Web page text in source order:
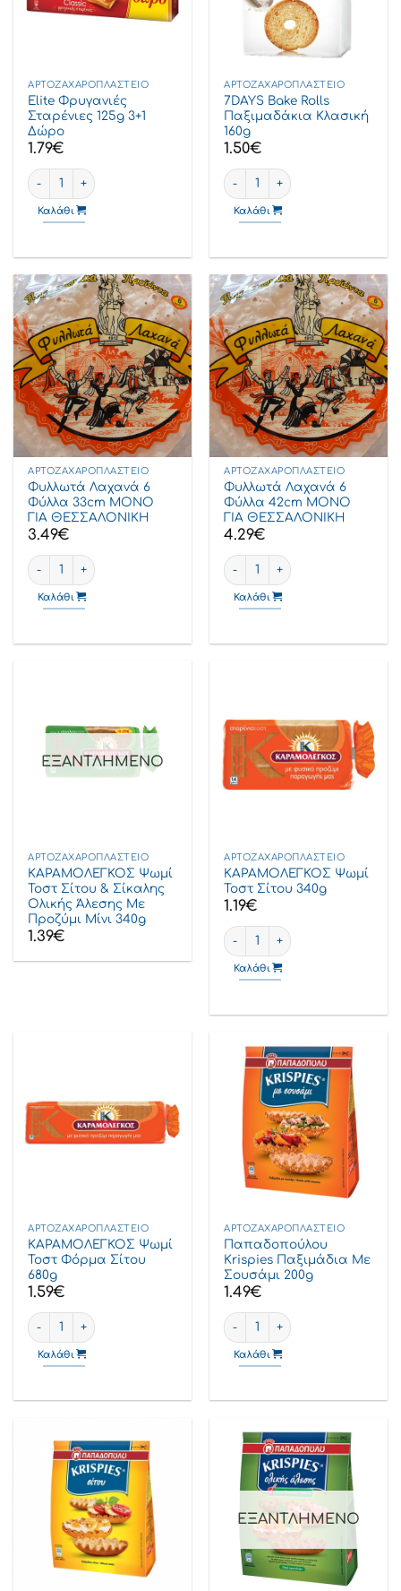
ΑΡΤΟΖΑΧΑΡΟΠΛΑΣΤΕΊΟ
Elite Φρυγανιές
Σταρένιες 125g 3+1
Δώρο
1.79€
Elite Φρυγανιές Σταρένιες 125g 3+1 Δώρο ποσότητα
Καλάθι
ΑΡΤΟΖΑΧΑΡΟΠΛΑΣΤΕΊΟ
7DAYS Bake Rolls
Παξιμαδάκια Κλασική
160g
1.50€
7DAYS Bake Rolls
Καλάθι
ΑΡΤΟΖΑΧΑΡΟΠΛΑΣΤΕΊΟ
Φυλλωτά Λαχανά 6
Φύλλα 33cm ΜΟΝΟ
ΓΙΑ ΘΕΣΣΑΛΟΝΙΚΗ
3.49€
Φυλλωτά Λαχανά 6 φύλλα 33cm ΜΟΝΟ ΓΙΑ ΘΕΣΣΑΛΟΝΙΚΗ
Καλάθι
ΑΡΤΟΖΑΧΑΡΟΠΛΑΣΤΕΊΟ
Φυλλωτά Λαχανά 6
Φύλλα 42cm ΜΟΝΟ
ΓΙΑ ΘΕΣΣΑΛΟΝΙΚΗ
4.29€
Φυλλωτά Λαχανά 6 φύλλα
Καλάθι
ΕΞΑΝΤΛΗΜΈΝΟ
ΑΡΤΟΖΑΧΑΡΟΠΛΑΣΤΕΊΟ
ΚΑΡΑΜΟΛΕΓΚΟΣ Ψωμί
Τοστ Σίτου & Σίκαλης
Ολικής Άλεσης Με
Προζύμι Μίνι 340g
1.39€
ΑΡΤΟΖΑΧΑΡΟΠΛΑΣΤΕΊΟ
ΚΑΡΑΜΟΛΕΓΚΟΣ Ψωμί
Τοστ Σίτου 340g
1.19€
ΚΑΡΑΜΟΛΕΓΚΟΣ Ψωμί Τοστ
Καλάθι
ΑΡΤΟΖΑΧΑΡΟΠΛΑΣΤΕΊΟ
ΚΑΡΑΜΟΛΕΓΚΟΣ Ψωμί
Τοστ Φόρμα Σίτου
680g
1.59€
ΚΑΡΑΜΟΛΕΓΚΟΣ Ψωμί Τοστ Φόρμα Σίτου 680g ποσότητα
Καλάθι
ΑΡΤΟΖΑΧΑΡΟΠΛΑΣΤΕΊΟ
Παπαδοπούλου
Krispies Παξιμάδια Με
Σουσάμι 200g
1.49€
Παπαδοπούλου Krispies
Καλάθι
ΕΞΑΝΤΛΗΜΈΝΟ